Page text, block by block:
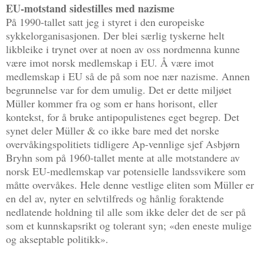
EU-motstand sidestilles med nazisme
På 1990-tallet satt jeg i styret i den europeiske
sykkelorganisasjonen. Der blei særlig tyskerne helt
likbleike i trynet over at noen av oss nordmenna kunne
være imot norsk medlemskap i EU. Å være imot
medlemskap i EU så de på som noe nær nazisme. Annen
begrunnelse var for dem umulig. Det er dette miljøet
Müller kommer fra og som er hans horisont, eller
kontekst, for å bruke antipopulistenes eget begrep. Det
synet deler Müller & co ikke bare med det norske
overvåkingspolitiets tidligere Ap-vennlige sjef Asbjørn
Bryhn som på 1960-tallet mente at alle motstandere av
norsk EU-medlemskap var potensielle landssvikere som
måtte overvåkes. Hele denne vestlige eliten som Müller er
en del av, nyter en selvtilfreds og hånlig foraktende
nedlatende holdning til alle som ikke deler det de ser på
som et kunnskapsrikt og tolerant syn; «den eneste mulige
og akseptable politikk».